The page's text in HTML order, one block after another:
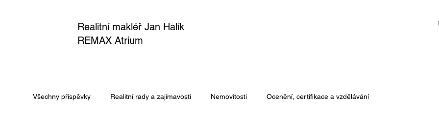
Realitní makléř Jan Halík
REMAX Atrium
Všechny příspěvky Realitní rady a zajímavosti Nemovitosti Ocenění, certifikace a vzdělávání